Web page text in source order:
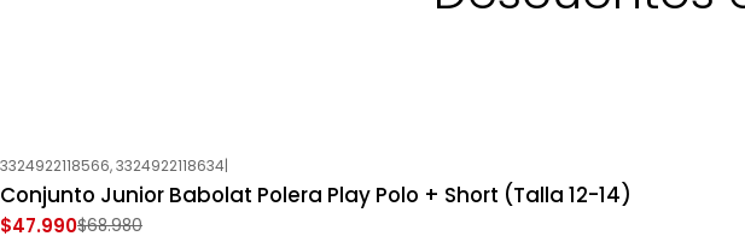
-30%OFF
Nuevo
3324922118566, 3324922118634|
Conjunto Junior Babolat Polera Play Polo + Short (Talla 12-14)
$47.990$68.980